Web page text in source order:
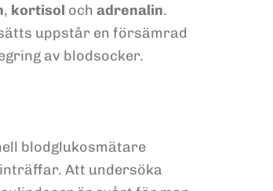
, kortisol och adrenalin.
uppstår en försämrad
av blodsocker.
blodglukosmätare
Att undersöka